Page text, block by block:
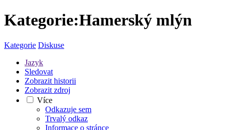
Kategorie:Hamerský mlýn
Kategorie Diskuse
Jazyk
Sledovat
Zobrazit historii
Zobrazit zdroj
Více
Odkazuje sem
Trvalý odkaz
Informace o stránce